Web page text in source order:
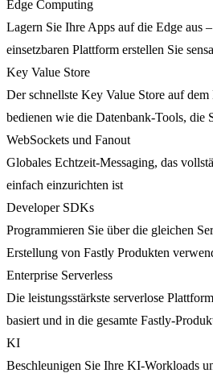
Edge Computing
Lagern Sie Ihre Apps auf die Edge aus
einsetzbaren Plattform erstellen Sie
Key Value Store
Der schnellste Key Value Store auf
bedienen wie die Datenbank-Tools, die
WebSockets und Fanout
Globales Echtzeit-Messaging, das
einfach einzurichten ist
Developer SDKs
Programmieren Sie über die gleichen
Erstellung von Fastly Produkten
Enterprise Serverless
Die leistungsstärkste serverlose
basiert und in die gesamte Fastly-
KI
Beschleunigen Sie Ihre KI-Workloads